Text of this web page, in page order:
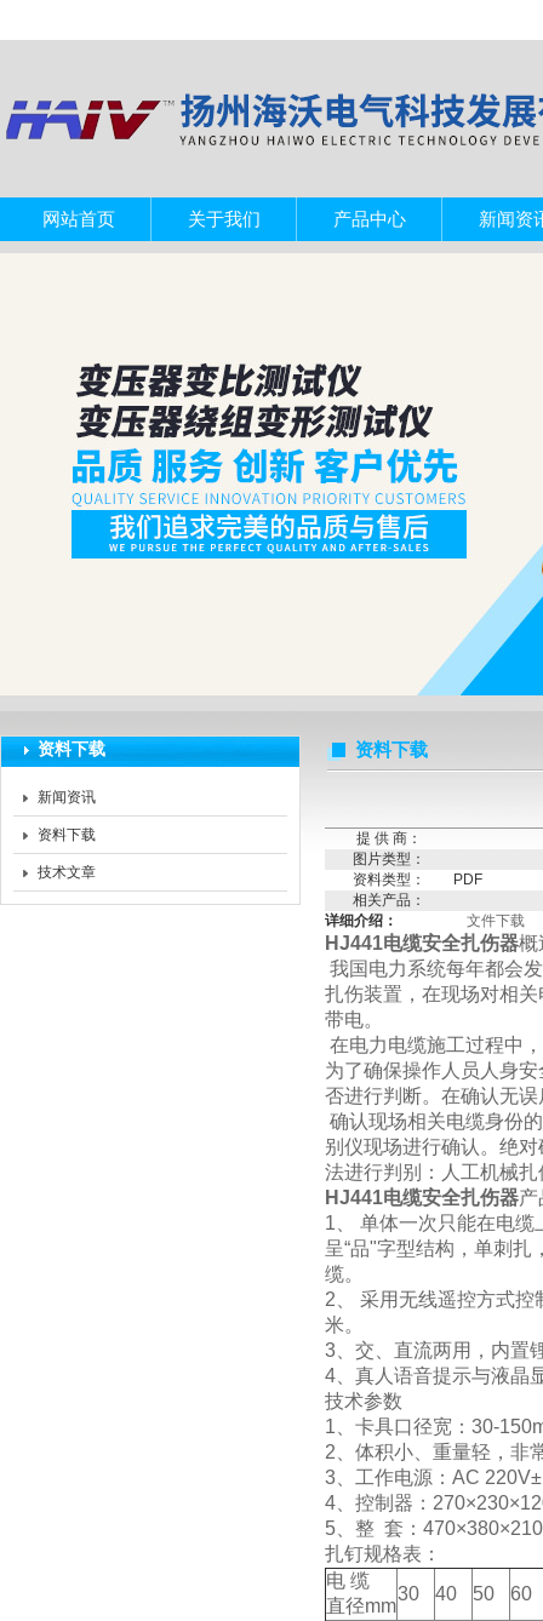
网站首页 关于我们 产品中心 新闻资
资料下载
新闻资讯
资料下载
技术文章
资料下载
提 供 商：
图片类型：
资料类型：
PDF
相关产品：
详细介绍：
文件下载
HJ441电缆安全扎伤器概
我国电力系统每年都会
扎伤装置，在现场对相
带电。
在电力电缆施工过程中
为了确保操作人员人身
否进行判断。在确认无
确认现场相关电缆身份
别仪现场进行确认。绝
法进行判别：人工机械
HJ441电缆安全扎伤器产
1、 单体一次只能在电
呈“品"字型结构，单刺
缆。
2、 采用无线遥控方式
米。
3、交、直流两用，内置
4、真人语音提示与液晶
技术参数
1、卡具口径宽：30-
2、体积小、重量轻，非
3、工作电源：AC
4、控制器：
5、整 套：
扎钉规格表：
电 缆
直径mm
30 40 50
60